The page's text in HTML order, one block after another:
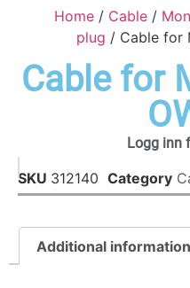
Home / Cable /
plug / Cable for
Cable for
Logg inn
SKU 312140 Category
Additional information